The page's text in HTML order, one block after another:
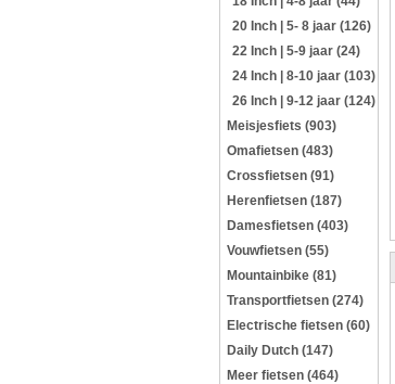
20 Inch | 5- 8 jaar (126)
22 Inch | 5-9 jaar (24)
24 Inch | 8-10 jaar (103)
26 Inch | 9-12 jaar (124)
Meisjesfiets (903)
Omafietsen (483)
Crossfietsen (91)
Herenfietsen (187)
Damesfietsen (403)
Vouwfietsen (55)
Mountainbike (81)
Transportfietsen (274)
Electrische fietsen (60)
Daily Dutch (147)
Meer fietsen (464)